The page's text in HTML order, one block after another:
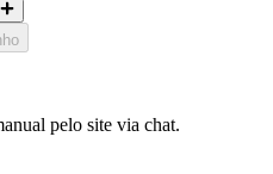
pelo site via chat.